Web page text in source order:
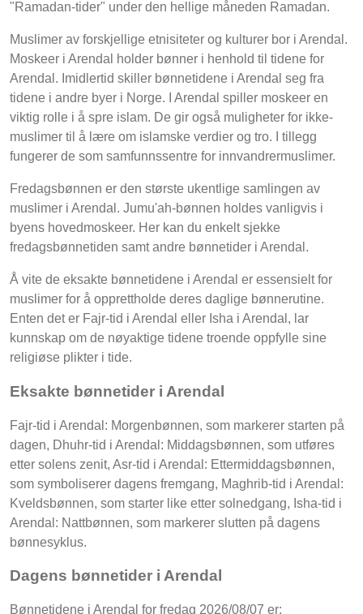
"Ramadan-tider" under den hellige måneden Ramadan.
Muslimer av forskjellige etnisiteter og kulturer bor i Arendal.
Moskeer i Arendal holder bønner i henhold til tidene for
Arendal. Imidlertid skiller bønnetidene i Arendal seg fra
tidene i andre byer i Norge. I Arendal spiller moskeer en
viktig rolle i å spre islam. De gir også muligheter for ikke-
muslimer til å lære om islamske verdier og tro. I tillegg
fungerer de som samfunnssentre for innvandrermuslimer.
Fredagsbønnen er den største ukentlige samlingen av
muslimer i Arendal. Jumu'ah-bønnen holdes vanligvis i
byens hovedmoskeer. Her kan du enkelt sjekke
fredagsbønnetiden samt andre bønnetider i Arendal.
Å vite de eksakte bønnetidene i Arendal er essensielt for
muslimer for å opprettholde deres daglige bønnerutine.
Enten det er Fajr-tid i Arendal eller Isha i Arendal, lar
kunnskap om de nøyaktige tidene troende oppfylle sine
religiøse plikter i tide.
Eksakte bønnetider i Arendal
Fajr-tid i Arendal: Morgenbønnen, som markerer starten på
dagen, Dhuhr-tid i Arendal: Middagsbønnen, som utføres
etter solens zenit, Asr-tid i Arendal: Ettermiddagsbønnen,
som symboliserer dagens fremgang, Maghrib-tid i Arendal:
Kveldsbønnen, som starter like etter solnedgang, Isha-tid i
Arendal: Nattbønnen, som markerer slutten på dagens
bønnesyklus.
Dagens bønnetider i Arendal
Bønnetidene i Arendal for fredag 2026/08/07 er: